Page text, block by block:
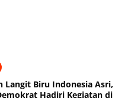
Langit Biru Indonesia Asri,
Hadiri Kegiatan di